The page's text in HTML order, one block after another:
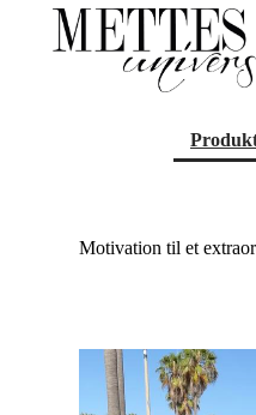
Motivation til et